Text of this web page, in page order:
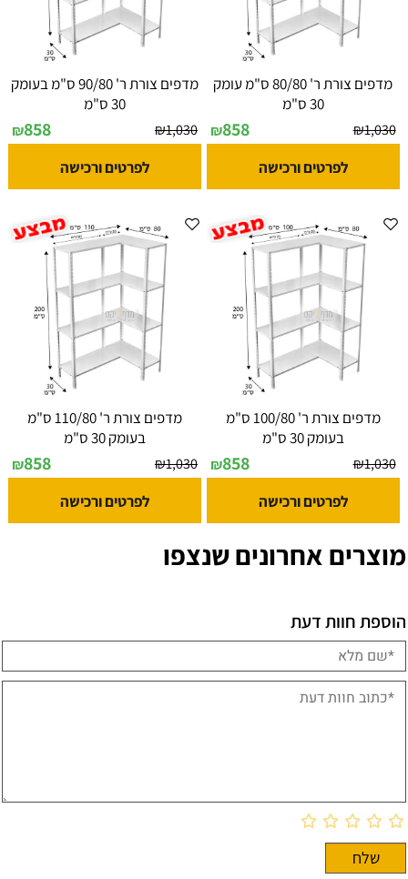
מדפים צורת ר' 80/80 ס"מ עומק
30 ס"מ
₪1,030
₪858
לפרטים ורכישה
מדפים צורת ר' 90/80 ס"מ בעומק
30 ס"מ
₪1,030
₪858
לפרטים ורכישה
מדפים צורת ר' 100/80 ס"מ
בעומק 30 ס"מ
₪1,030
₪858
לפרטים ורכישה
מדפים צורת ר' 110/80 ס"מ
בעומק 30 ס"מ
₪1,030
₪858
לפרטים ורכישה
מוצרים אחרונים שנצפו
הוספת חוות דעת